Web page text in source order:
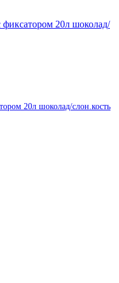
20л шоколад/слон.кость